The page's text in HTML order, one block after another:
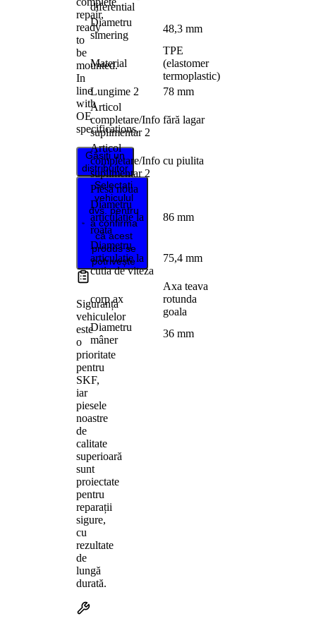
repair,
ready
to
be
mounted.
In
line
with
OE
specifications.
Găsiți un
distribuitor
Selectați
vehiculul
dvs. pentru
a confirma
că acest
produs se
potrivește
Siguranța
vehiculelor
este
o
prioritate
pentru
SKF,
iar
piesele
noastre
de
calitate
superioară
sunt
proiectate
pentru
reparații
sigure,
cu
rezultate
de
lungă
durată.
diferential
Diametru
simering
48,3 mm
Material
TPE
(elastomer
termoplastic)
Lungime 2
78 mm
Articol
completare/Info
suplimentar 2
fără lagar
Articol
completare/Info
suplimentar 2
cu piulita
Piesa noua
Diametru
articulatie la
roata
86 mm
Diametru
articulatie la
cutia de viteza
75,4 mm
corp ax
Axa teava
rotunda
goala
Diametru
mâner
36 mm